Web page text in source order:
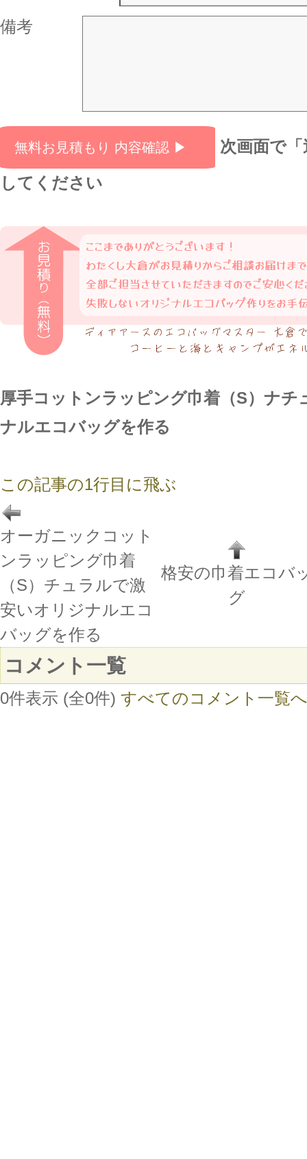
備考
次画面で
してください
厚手コットンラッピング巾着（S）ナチ
ナルエコバッグを作る
この記事の1行目に飛ぶ
オーガニックコット
ンラッピング巾着
（S）チュラルで激
安いオリジナルエコ
バッグを作る
格安の巾着エコバ
グ
コメント一覧
0件表示 (全0件) すべてのコメント一覧へ